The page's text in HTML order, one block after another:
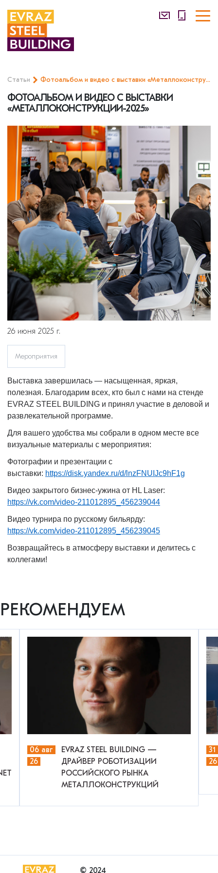
Статьи Фотоальбом и видео с выставки «Металлоконструкции-2025»
ФОТОАЛЬБОМ И ВИДЕО С ВЫСТАВКИ
«МЕТАЛЛОКОНСТРУКЦИИ-2025»
26 июня 2025 г.
Мероприятия
Выставка завершилась — насыщенная, яркая,
полезная. Благодарим всех, кто был с нами на стенде
EVRAZ STEEL BUILDING и принял участие в деловой и
развлекательной программе.
Для вашего удобства мы собрали в одном месте все
визуальные материалы с мероприятия:
Фотографии и презентации с
выставки: https://disk.yandex.ru/d/lnzFNUIJc9hF1g
Видео закрытого бизнес-ужина от HL Laser:
https://vk.com/video-211012895_456239044
Видео турнира по русскому бильярду:
https://vk.com/video-211012895_456239045
Возвращайтесь в атмосферу выставки и делитесь с
коллегами!
РЕКОМЕНДУЕМ
06 авг
26
EVRAZ STEEL BUILDING —
ДРАЙВЕР РОБОТИЗАЦИИ
РОССИЙСКОГО РЫНКА
МЕТАЛЛОКОНСТРУКЦИЙ
26
© 2024